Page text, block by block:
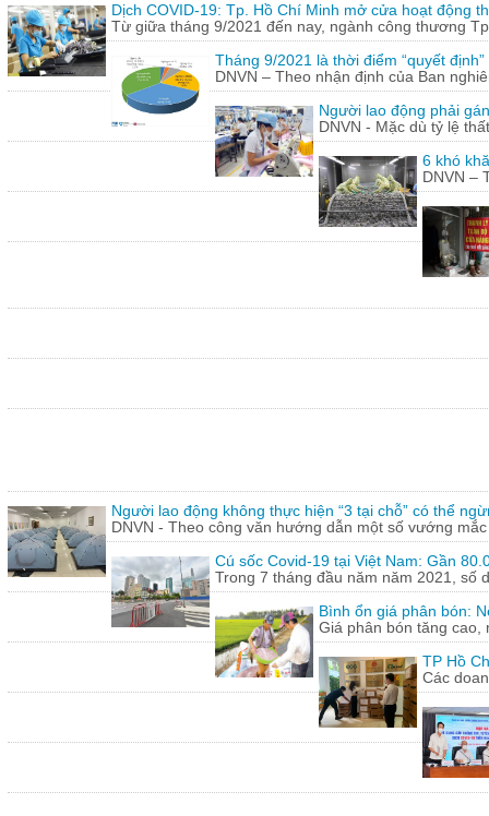
Dịch COVID-19: Tp. Hồ Chí Minh mở cửa hoạt động
Từ giữa tháng 9/2021 đến nay, ngành công thương
Tháng 9/2021 là thời điểm “quyết
DNVN – Theo nhận định của Ban
Người lao động phải
DNVN - Mặc dù tỷ lệ
6 khó
DNVN –
Người lao động không thực hiện “3 tại chỗ” có thể
DNVN - Theo công văn hướng dẫn một số vướng
Cú sốc Covid-19 tại Việt Nam: Gần
Trong 7 tháng đầu năm năm 2021, số
Bình ổn giá phân bón:
Giá phân bón tăng
TP Hồ
Các